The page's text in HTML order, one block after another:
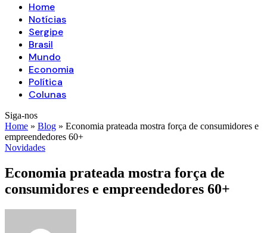
Home
Notícias
Sergipe
Brasil
Mundo
Economia
Política
Colunas
Siga-nos
Home » Blog » Economia prateada mostra força de consumidores e
empreendedores 60+
Novidades
Economia prateada mostra força de
consumidores e empreendedores 60+